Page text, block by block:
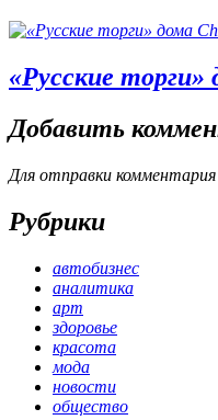
«Русские торги»
Добавить
Для отправки
Рубрики
автобизнес
аналитика
арт
здоровье
красота
мода
новости
общество